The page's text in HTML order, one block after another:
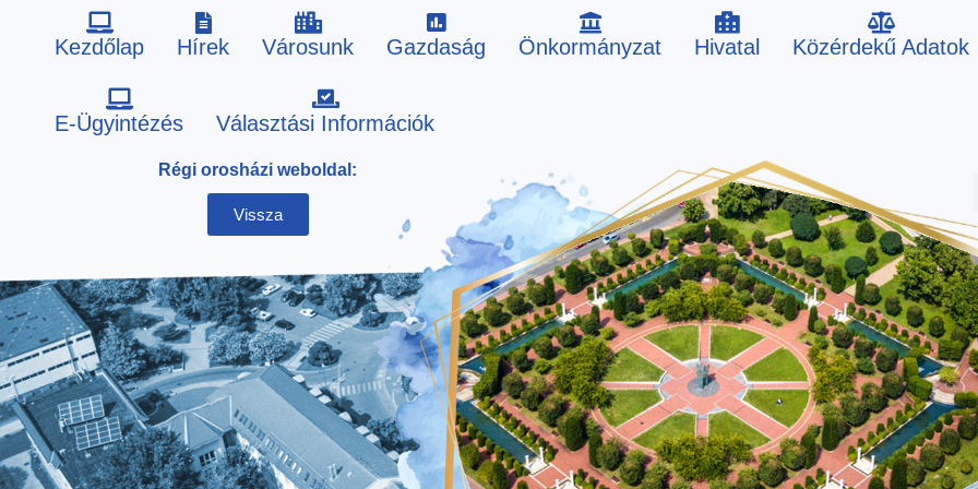
Kezdőlap Hírek Városunk Gazdaság Önkormányzat Hivatal Közérdekű Adatok
E-Ügyintézés Választási Információk
Régi orosházi weboldal:
Vissza